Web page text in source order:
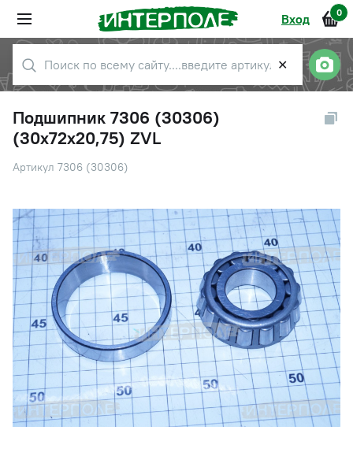
Вход 0
✕
Подшипник 7306 (30306)
(30х72х20,75) ZVL
Артикул 7306 (30306)